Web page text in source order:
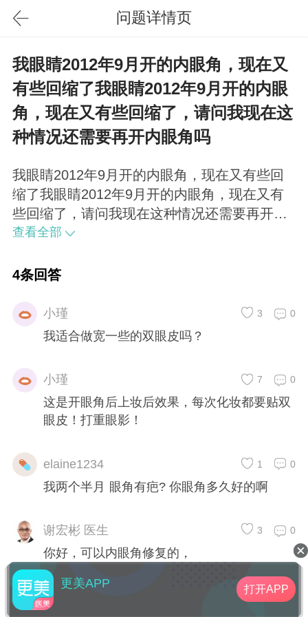
问题详情页
我眼睛2012年9月开的内眼角，现在又
有些回缩了我眼睛2012年9月开的内眼
角，现在又有些回缩了，请问我现在这
种情况还需要再开内眼角吗
我眼睛2012年9月开的内眼角，现在又有些回
缩了我眼睛2012年9月开的内眼角，现在又有
些回缩了，请问我现在这种情况还需要再开内
眼角吗？谢谢
查看全部
4条回答
小瑾 0
3
我适合做宽一些的双眼皮吗？
小瑾 0
7
这是开眼角后上妆后效果，每次化妆都要贴双
眼皮！打重眼影！
elaine1234 0
1
我两个半月 眼角有疤? 你眼角多久好的啊
谢宏彬 医生 0
3
你好，可以内眼角修复的，
更美APP 打开APP